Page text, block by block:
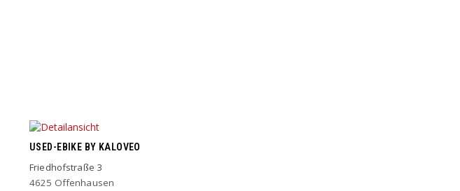
USED-EBIKE BY KALOVEO
Friedhofstraße 3
4625 Offenhausen